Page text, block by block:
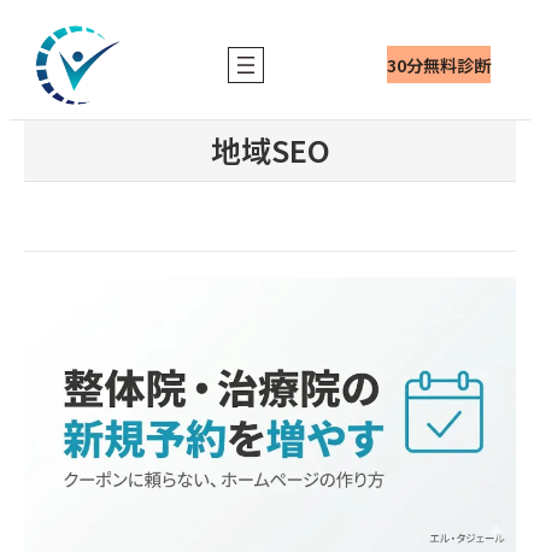
30分無料診断
地域SEO